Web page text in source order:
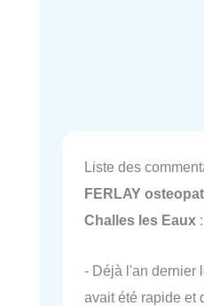
Liste des
FERLAY
Challes les Eaux :
- Déjà l'an dernier
avait été rapide et